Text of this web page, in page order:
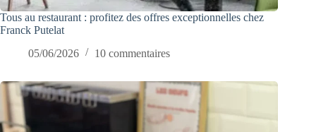
Tous au restaurant : profitez des offres exceptionnelles chez
Franck Putelat
05/06/2026
10 commentaires